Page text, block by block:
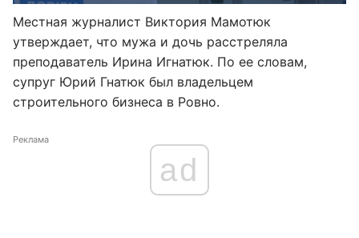
Местная журналист Виктория Мамотюк
утверждает, что мужа и дочь расстреляла
преподаватель Ирина Игнатюк. По ее словам,
супруг Юрий Гнатюк был владельцем
строительного бизнеса в Ровно.
Реклама
ad